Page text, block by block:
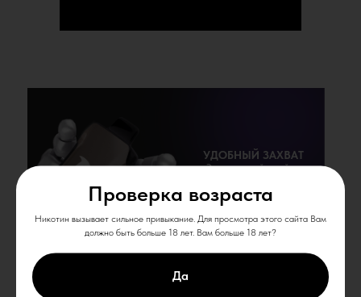
Проверка возраста
Никотин вызывает сильное привыкание. Для просмотра этого сайта Вам
должно быть больше 18 лет. Вам больше 18 лет?
Да
УДОБНЫЙ ЗАХВАТ
Эргономичный дизайн и